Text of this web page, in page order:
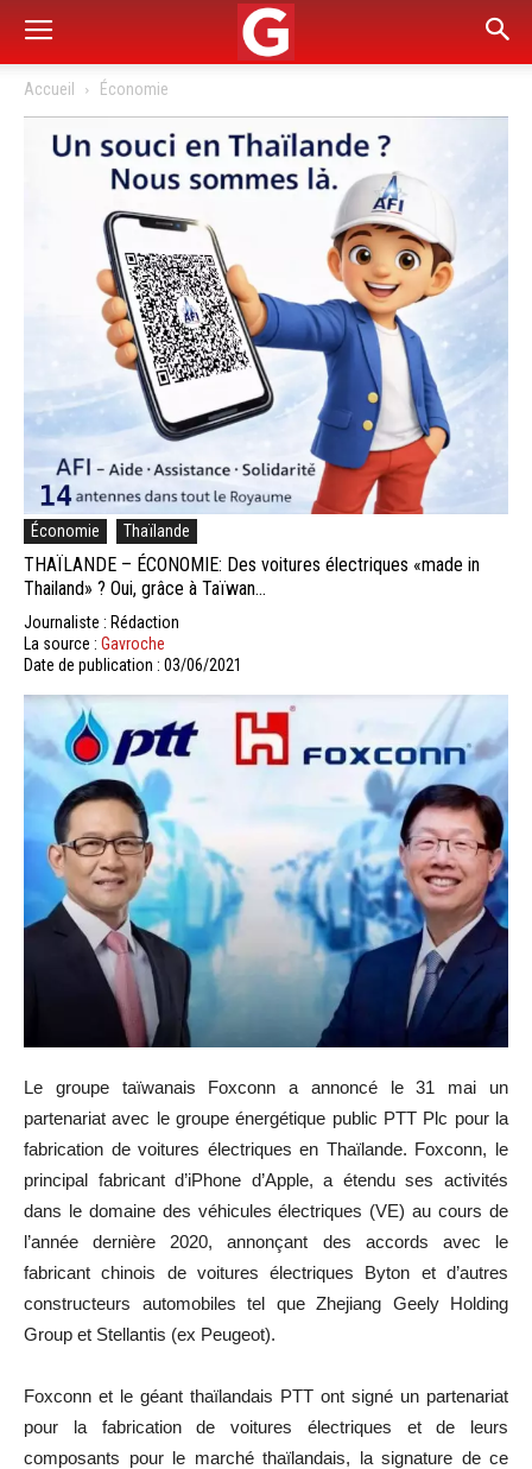
Accueil Économie
Économie Thaïlande
THAÏLANDE – ÉCONOMIE: Des voitures électriques «made in
Thailand» ? Oui, grâce à Taïwan…
Journaliste : Rédaction
La source : Gavroche
Date de publication : 03/06/2021
Le groupe taïwanais Foxconn a annoncé le 31 mai un
partenariat avec le groupe énergétique public PTT Plc pour la
fabrication de voitures électriques en Thaïlande. Foxconn, le
principal fabricant d’iPhone d’Apple, a étendu ses activités
dans le domaine des véhicules électriques (VE) au cours de
l’année dernière 2020, annonçant des accords avec le
fabricant chinois de voitures électriques Byton et d’autres
constructeurs automobiles tel que Zhejiang Geely Holding
Group et Stellantis (ex Peugeot).
Foxconn et le géant thaïlandais PTT ont signé un partenariat
pour la fabrication de voitures électriques et de leurs
composants pour le marché thaïlandais, la signature de ce